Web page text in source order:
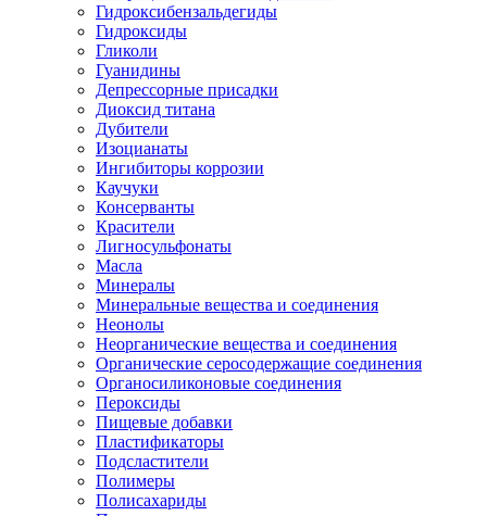
Гидроксибензальдегиды
Гидроксиды
Гликоли
Гуанидины
Депрессорные присадки
Диоксид титана
Дубители
Изоцианаты
Ингибиторы коррозии
Каучуки
Консерванты
Красители
Лигносульфонаты
Масла
Минералы
Минеральные вещества и соединения
Неонолы
Неорганические вещества и соединения
Органические серосодержащие соединения
Органосиликоновые соединения
Пероксиды
Пищевые добавки
Пластификаторы
Подсластители
Полимеры
Полисахариды